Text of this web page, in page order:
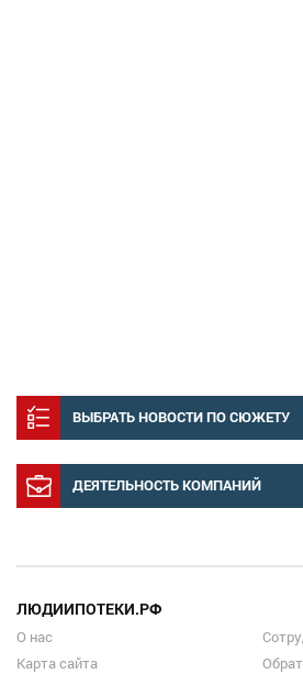
ВЫБРАТЬ НОВОСТИ ПО СЮЖЕТУ
ДЕЯТЕЛЬНОСТЬ КОМПАНИЙ
ЛЮДИИПОТЕКИ.РФ
О нас
Карта сайта